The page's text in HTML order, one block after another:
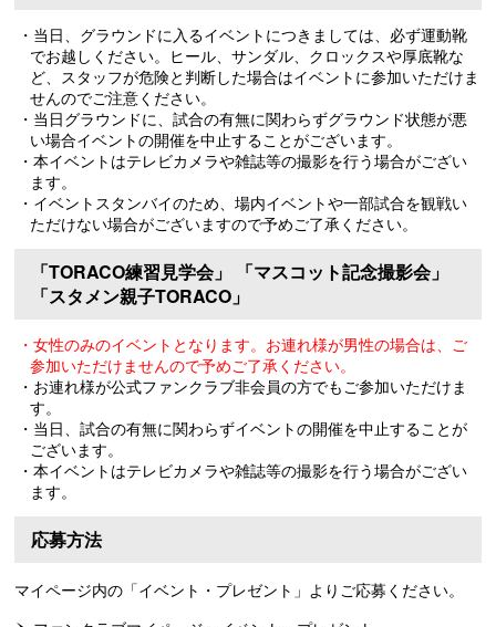
・当日、グラウンドに入るイベントにつきましては、必ず運動靴
でお越しください。ヒール、サンダル、クロックスや厚底靴な
ど、スタッフが危険と判断した場合はイベントに参加いただけま
せんのでご注意ください。
・当日グラウンドに、試合の有無に関わらずグラウンド状態が悪
い場合イベントの開催を中止することがございます。
・本イベントはテレビカメラや雑誌等の撮影を行う場合がござい
ます。
・イベントスタンバイのため、場内イベントや一部試合を観戦い
ただけない場合がございますので予めご了承ください。
「TORACO練習見学会」 「マスコット記念撮影会」
「スタメン親子TORACO」
・女性のみのイベントとなります。お連れ様が男性の場合は、ご
参加いただけませんので予めご了承ください。
・お連れ様が公式ファンクラブ非会員の方でもご参加いただけま
す。
・当日、試合の有無に関わらずイベントの開催を中止することが
ございます。
・本イベントはテレビカメラや雑誌等の撮影を行う場合がござい
ます。
応募方法
マイページ内の「イベント・プレゼント」よりご応募ください。